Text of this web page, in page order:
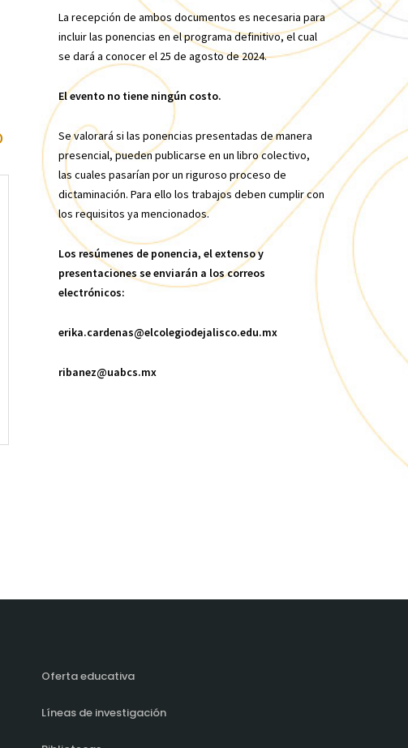
La recepción de ambos documentos es necesaria para
incluir las ponencias en el programa definitivo, el cual
se dará a conocer el 25 de agosto de 2024.
El evento no tiene ningún costo.
Se valorará si las ponencias presentadas de manera
presencial, pueden publicarse en un libro colectivo,
las cuales pasarían por un riguroso proceso de
dictaminación. Para ello los trabajos deben cumplir con
los requisitos ya mencionados.
Los resúmenes de ponencia, el extenso y
presentaciones se enviarán a los correos
electrónicos:
erika.cardenas@elcolegiodejalisco.edu.mx
ribanez@uabcs.mx
Oferta educativa
Líneas de investigación